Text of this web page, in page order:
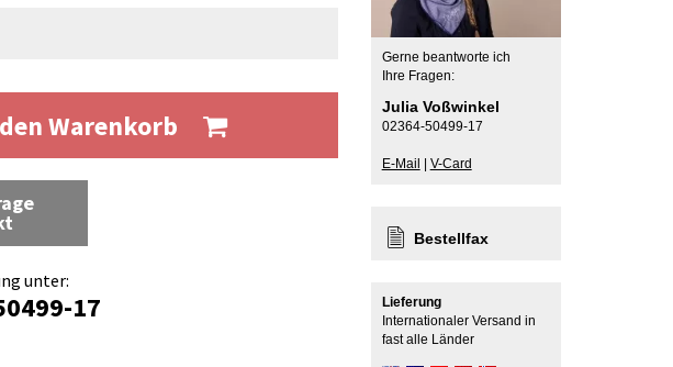
Warenkorb
unter:
17
Gerne beantworte ich
Ihre Fragen:
Julia Voßwinkel
02364-50499-17
E-Mail V-Card
Bestellfax
Lieferung
Internationaler Versand in
fast alle Länder